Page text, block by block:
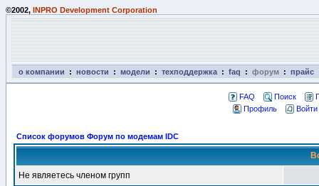
©2002, INPRO Development Corporation
о компании : новости : модели : техподдержка : faq : форум : прайс
FAQ Поиск
Профиль
Список форумов Форум по модемам IDC
Не являетесь членом групп